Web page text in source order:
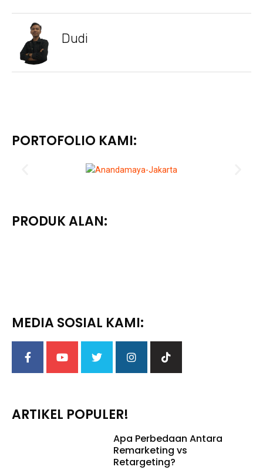
Dudi
PORTOFOLIO KAMI:
PRODUK ALAN:
MEDIA SOSIAL KAMI:
ARTIKEL POPULER!
Apa Perbedaan Antara
Remarketing vs
Retargeting?